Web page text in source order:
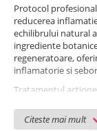
Citeste mai mult
Protocol
reducerea
echilibrului natural
ingrediente
regeneratoare,
inflamatorie si
Tratamentul
plante medicinale,
contribuie la